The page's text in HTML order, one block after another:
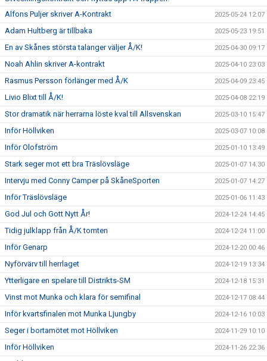
Alfons Puljer skriver A-Kontrakt 2025-05-24 12:07
Adam Hultberg är tillbaka 2025-05-23 19:51
En av Skånes största talanger väljer Å/K! 2025-04-30 09:17
Noah Ahlin skriver A-kontrakt 2025-04-10 23:03
Rasmus Persson förlänger med Å/K 2025-04-09 23:45
Livio Blixt till Å/K! 2025-04-08 22:19
Stor dramatik när herrarna löste kval till Allsvenskan 2025-03-10 15:47
Inför Höllviken 2025-03-07 10:08
Inför Olofström 2025-01-10 13:49
Stark seger mot ett bra Träslövsläge 2025-01-07 14:30
Intervju med Conny Camper på SkåneSporten 2025-01-07 14:27
Inför Träslövsläge 2025-01-06 11:43
God Jul och Gott Nytt År! 2024-12-24 14:45
Tidig julklapp från Å/K tomten 2024-12-24 11:00
Inför Genarp 2024-12-20 00:46
Nyförvärv till herrlaget 2024-12-19 13:34
Ytterligare en spelare till Distrikts-SM 2024-12-18 15:31
Vinst mot Munka och klara för semifinal 2024-12-17 08:44
Inför kvartsfinalen mot Munka Ljungby 2024-12-16 10:03
Seger i bortamötet mot Höllviken 2024-11-29 10:10
Inför Höllviken 2024-11-26 22:36